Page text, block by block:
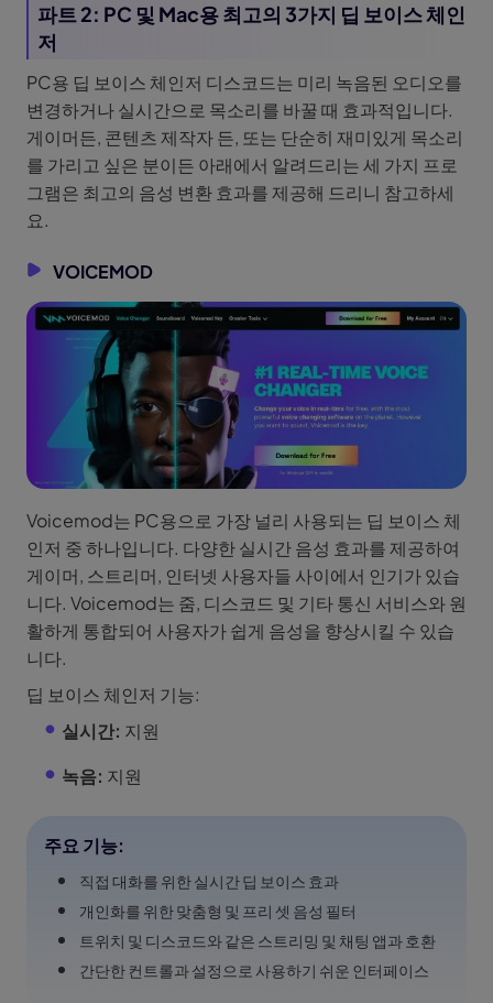
파트 2: PC 및 Mac용 최고의 3가지 딥 보이스 체인
저
PC용 딥 보이스 체인저 디스코드는 미리 녹음된 오디오를
변경하거나 실시간으로 목소리를 바꿀 때 효과적입니다.
게이머든, 콘텐츠 제작자 든, 또는 단순히 재미있게 목소리
를 가리고 싶은 분이든 아래에서 알려드리는 세 가지 프로
그램은 최고의 음성 변환 효과를 제공해 드리니 참고하세
요.
VOICEMOD
Voicemod는 PC용으로 가장 널리 사용되는 딥 보이스 체
인저 중 하나입니다. 다양한 실시간 음성 효과를 제공하여
게이머, 스트리머, 인터넷 사용자들 사이에서 인기가 있습
니다. Voicemod는 줌, 디스코드 및 기타 통신 서비스와 원
활하게 통합되어 사용자가 쉽게 음성을 향상시킬 수 있습
니다.
딥 보이스 체인저 기능:
실시간: 지원
녹음: 지원
주요 기능:
직접 대화를 위한 실시간 딥 보이스 효과
개인화를 위한 맞춤형 및 프리 셋 음성 필터
트위치 및 디스코드와 같은 스트리밍 및 채팅 앱과 호환
간단한 컨트롤과 설정으로 사용하기 쉬운 인터페이스